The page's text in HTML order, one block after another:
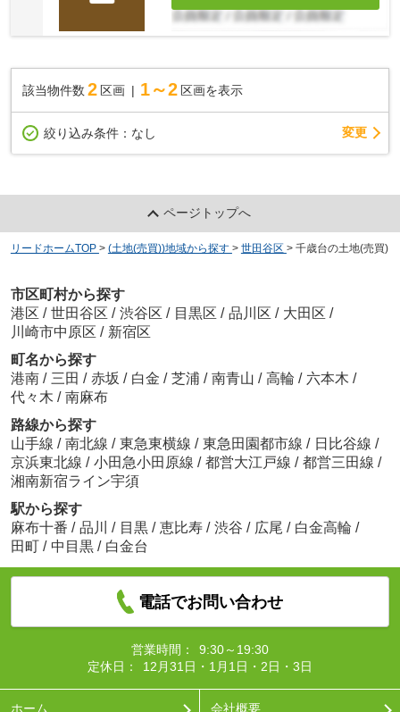
該当物件数 2 区画 1～2 区画を表示
絞り込み条件： なし 変更
ページトップへ
リードホームTOP > (土地(売買))地域から探す > 世田谷区 > 千歳台の土地(売買)
市区町村から探す
港区 / 世田谷区 / 渋谷区 / 目黒区 / 品川区 / 大田区 /
川崎市中原区 / 新宿区
町名から探す
港南 / 三田 / 赤坂 / 白金 / 芝浦 / 南青山 / 高輪 / 六本木 /
代々木 / 南麻布
路線から探す
山手線 / 南北線 / 東急東横線 / 東急田園都市線 / 日比谷線 /
京浜東北線 / 小田急小田原線 / 都営大江戸線 / 都営三田線 /
湘南新宿ライン宇須
駅から探す
麻布十番 / 品川 / 目黒 / 恵比寿 / 渋谷 / 広尾 / 白金高輪 /
田町 / 中目黒 / 白金台
電話でお問い合わせ
営業時間：
9:30～19:30
定休日：
12月31日・1月1日・2日・3日
ホーム 会社概要